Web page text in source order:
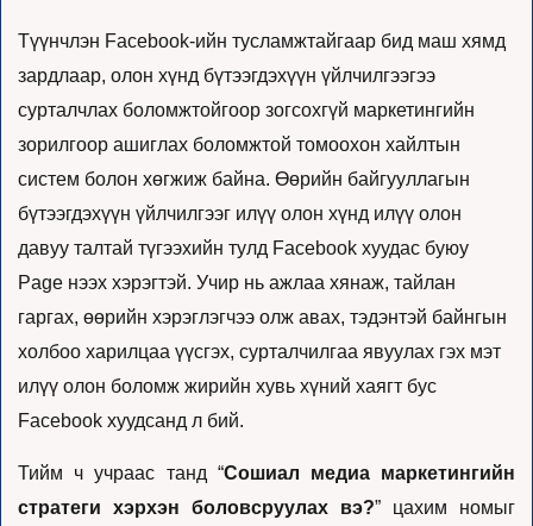
Түүнчлэн Facebook-ийн тусламжтайгаар бид маш хямд
зардлаар, олон хүнд бүтээгдэхүүн үйлчилгээгээ
сурталчлах боломжтойгоор зогсохгүй маркетингийн
зорилгоор ашиглах боломжтой томоохон хайлтын
систем болон хөгжиж байна. Өөрийн байгууллагын
бүтээгдэхүүн үйлчилгээг илүү олон хүнд илүү олон
давуу талтай түгээхийн тулд Facebook хуудас буюу
Page нээх хэрэгтэй. Учир нь ажлаа хянаж, тайлан
гаргах, өөрийн хэрэглэгчээ олж авах, тэдэнтэй байнгын
холбоо харилцаа үүсгэх, сурталчилгаа явуулах гэх мэт
илүү олон боломж жирийн хувь хүний хаягт бус
Facebook хуудсанд л бий.
Тийм ч учраас танд “Сошиал медиа маркетингийн
стратеги хэрхэн боловсруулах вэ?” цахим номыг